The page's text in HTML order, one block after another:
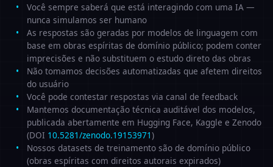
Você sempre saberá que está interagindo com uma IA —
nunca simulamos ser humano
As respostas são geradas por modelos de linguagem com
base em obras espíritas de domínio público; podem conter
imprecisões e não substituem o estudo direto das obras
Não tomamos decisões automatizadas que afetem direitos
do usuário
Você pode contestar respostas via canal de feedback
Mantemos documentação técnica auditável dos modelos,
publicada abertamente em Hugging Face, Kaggle e Zenodo
(DOI 10.5281/zenodo.19153971)
Nossos datasets de treinamento são de domínio público
(obras espíritas com direitos autorais expirados)